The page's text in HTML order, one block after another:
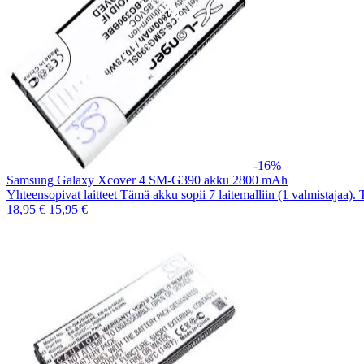
-16%
Samsung Galaxy Xcover 4 SM-G390 akku 2800 mAh
Yhteensopivat laitteet Tämä akku sopii 7 laitemalliin (1 valmistajaa).
18,95 € 15,95 €